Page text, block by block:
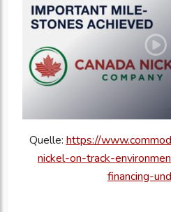
Quelle: https://
nickel-on-track-
financing-